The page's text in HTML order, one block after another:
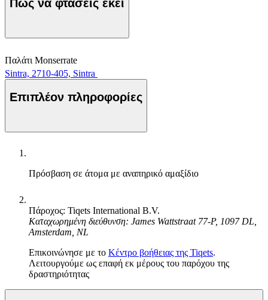
Πώς να φτάσεις εκεί
Παλάτι Monserrate
Sintra, 2710-405, Sintra
Επιπλέον πληροφορίες
Πρόσβαση σε άτομα με αναπηρικό αμαξίδιο
Πάροχος: Tiqets International B.V.
Καταχωρημένη διεύθυνση: James Wattstraat 77-P, 1097 DL,
Amsterdam, NL
Επικοινώνησε με το Κέντρο βοήθειας της Tiqets.
Λειτουργούμε ως επαφή εκ μέρους του παρόχου της
δραστηριότητας